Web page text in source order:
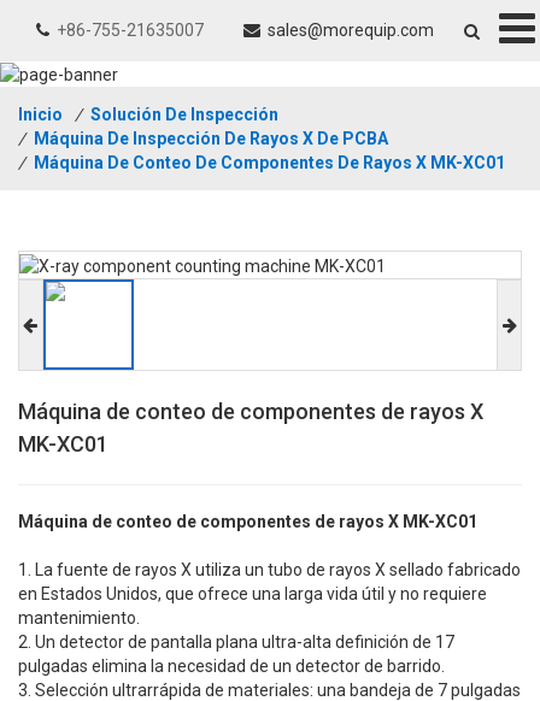
+86-755-21635007 sales@morequip.com
Inicio / Solución De Inspección
/
Máquina De Inspección De Rayos X De PCBA
/
Máquina De Conteo De Componentes De Rayos X MK-XC01
Máquina de conteo de componentes de rayos X
MK-XC01
Máquina de conteo de componentes de rayos X MK-XC01
1. La fuente de rayos X utiliza un tubo de rayos X sellado fabricado
en Estados Unidos, que ofrece una larga vida útil y no requiere
mantenimiento.
2. Un detector de pantalla plana ultra-alta definición de 17
pulgadas elimina la necesidad de un detector de barrido.
3. Selección ultrarrápida de materiales: una bandeja de 7 pulgadas